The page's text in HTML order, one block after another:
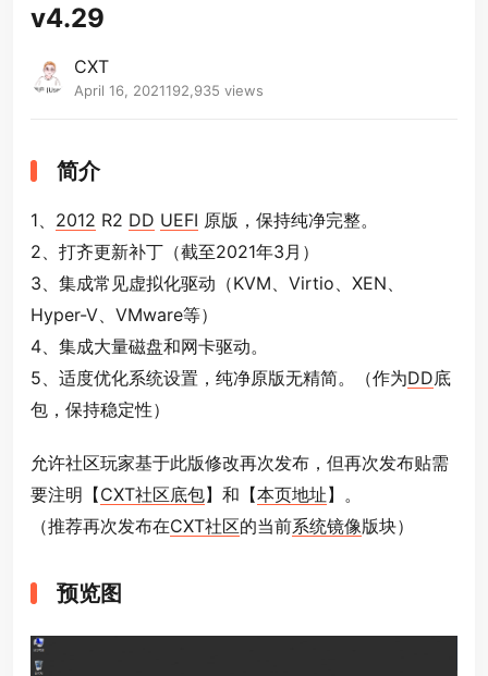
v4.29
CXT
April 16, 2021192,935 views
简介
1、 2012 R2 DD UEFI 原版，保持纯净完整。
2、打齐更新补丁（截至2021年3月）
3、集成常见虚拟化驱动（KVM、Virtio、XEN、
Hyper-V、VMware等）
4、集成大量磁盘和网卡驱动。
5、适度优化系统设置，纯净原版无精简。（作为DD底
包，保持稳定性）
允许社区玩家基于此版修改再次发布，但再次发布贴需
要注明【CXT社区底包】和【本页地址】。
（推荐再次发布在CXT社区的当前系统镜像版块）
预览图